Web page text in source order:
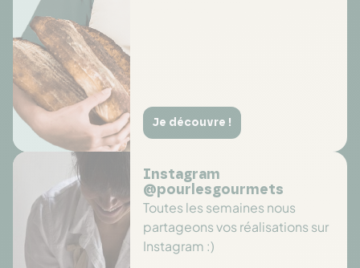
Je découvre !
Instagram
@pourlesgourmets
Toutes les semaines nous
partageons vos réalisations sur
Instagram :)